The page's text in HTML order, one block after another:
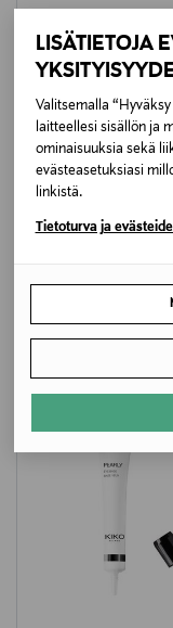
LISÄTIETOJA
Valitsemalla
laitteellesi sisällön ja
ominaisuuksia sekä
evästeasetuksiasi
linkistä.
Tietoturva ja
Digitaalinen osoite
https://
center/
Avainsanat
luomivärit,
SISLEY
Phyto-Eye Palette -
Original Price
130,00 €
LISÄÄ